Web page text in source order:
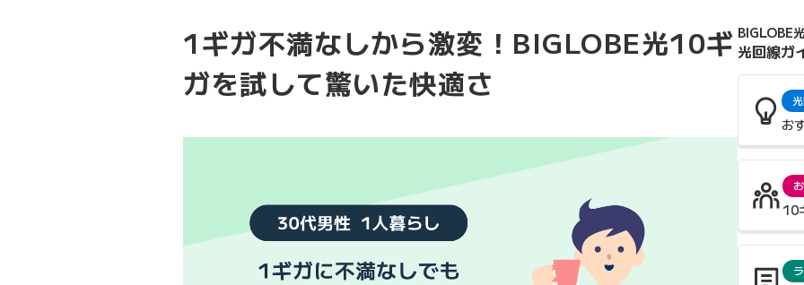
1ギガ不満なしから激変！BIGLOBE光10ギ
ガを試して驚いた快適さ
BIGLOBE光
光回線ガ
お
10